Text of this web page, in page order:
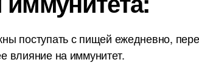
поступать с пищей ежедневно,
влияние на иммунитет.